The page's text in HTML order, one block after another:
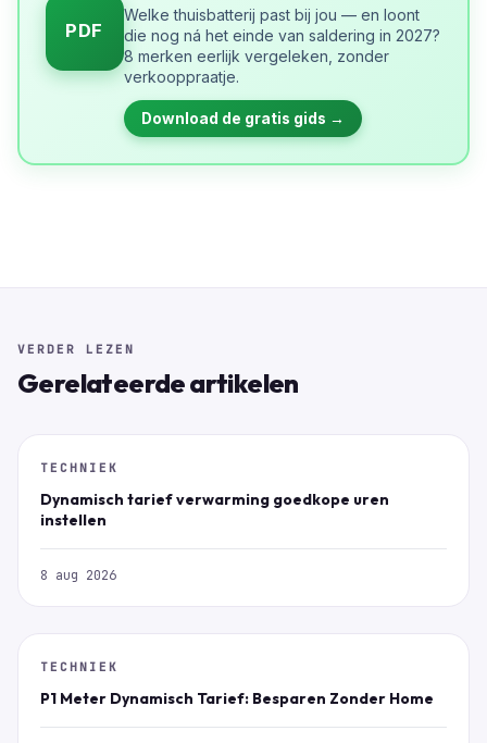
PDF
Welke thuisbatterij past bij jou — en loont
die nog ná het einde van saldering in 2027?
8 merken eerlijk vergeleken, zonder
verkooppraatje.
Download de gratis gids →
VERDER LEZEN
Gerelateerde artikelen
TECHNIEK
Dynamisch tarief verwarming goedkope uren
instellen
8 aug 2026
TECHNIEK
P1 Meter Dynamisch Tarief: Besparen Zonder Home